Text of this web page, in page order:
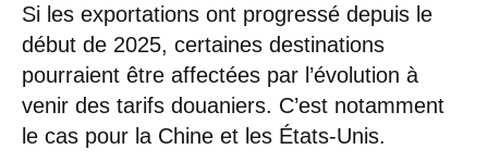
Si les exportations ont progressé depuis le
début de 2025, certaines destinations
pourraient être affectées par l’évolution à
venir des tarifs douaniers. C’est notamment
le cas pour la Chine et les États-Unis.